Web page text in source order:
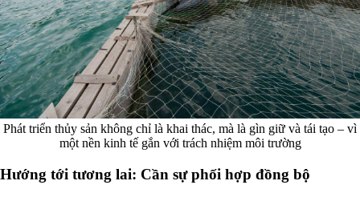
Phát triển thủy sản không chỉ là khai thác, mà là gìn giữ và tái tạo – vì
một nền kinh tế gắn với trách nhiệm môi trường
Hướng tới tương lai: Cần sự phối hợp đồng bộ